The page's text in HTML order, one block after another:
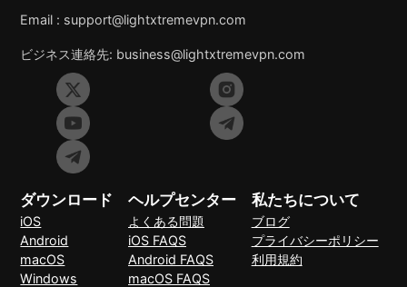
Email : support@lightxtremevpn.com
ビジネス連絡先: business@lightxtremevpn.com
ダウンロード
iOS
Android
macOS
Windows
ヘルプセンター
よくある問題
iOS FAQS
Android FAQS
macOS FAQS
私たちについて
ブログ
プライバシーポリシー
利用規約